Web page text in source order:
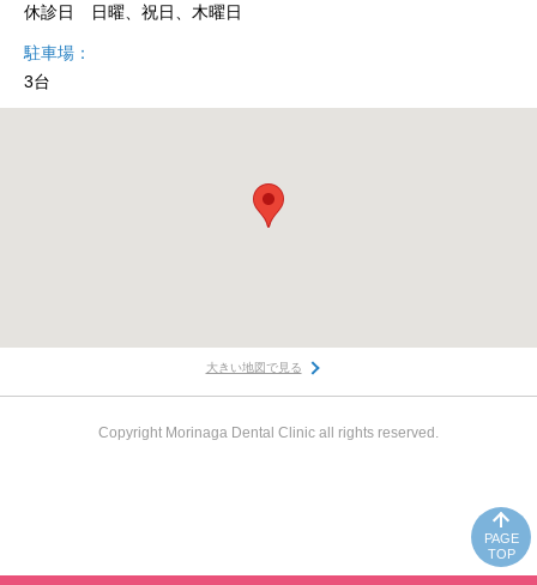
PAGE
TOP
休診日 日曜、祝日、木曜日
駐車場
3台
大きい地図で見る
Copyright Morinaga Dental Clinic all rights reserved.